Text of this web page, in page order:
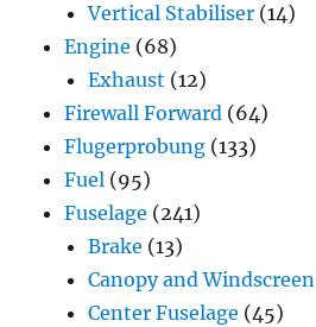
Vertical Stabiliser (14)
Engine (68)
Exhaust (12)
Firewall Forward (64)
Flugerprobung (133)
Fuel (95)
Fuselage (241)
Brake (13)
Canopy and Windscreen
Center Fuselage (45)